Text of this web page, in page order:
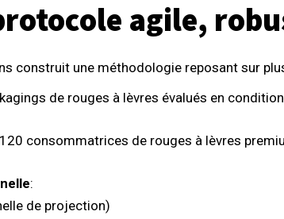
agile,
construit une méthodologie reposant sur
de rouges à lèvres évalués en
consommatrices de rouges à lèvres
:
de projection)